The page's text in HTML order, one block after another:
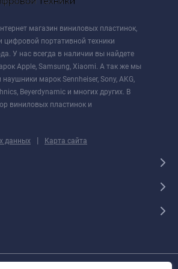
магазин виниловых пластинок,
портативной техники
У нас всегда в наличии вы найдете
Apple, Samsung, Xiaomi. А так же мы
марок Sennheiser, Sony, AKG,
Beyerdynamic и многих других. В
виниловых пластинок и
данных | Карта сайта